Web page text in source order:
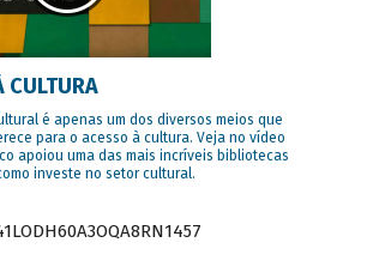
CULTURA
é apenas um dos diversos meios que
para o acesso à cultura. Veja no vídeo
apoiou uma das mais incríveis bibliotecas
investe no setor cultural.